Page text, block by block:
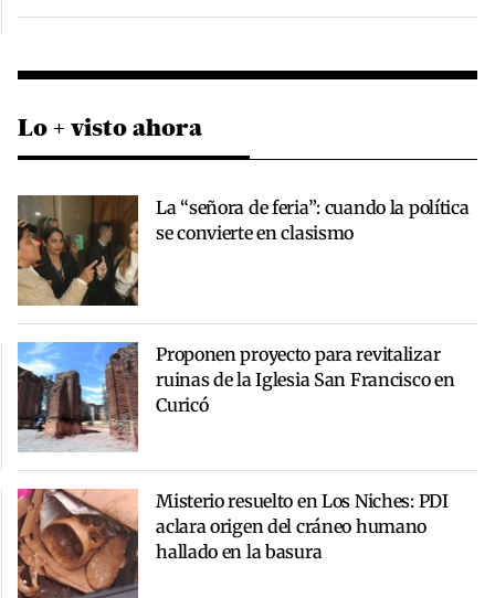
Lo + visto ahora
La “señora de feria”: cuando la política
se convierte en clasismo
Proponen proyecto para revitalizar
ruinas de la Iglesia San Francisco en
Curicó
Misterio resuelto en Los Niches: PDI
aclara origen del cráneo humano
hallado en la basura